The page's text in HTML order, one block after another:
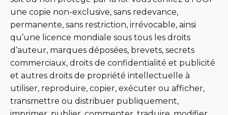
une copie non-exclusive, sans redevance,
permanente, sans restriction, irrévocable, ainsi
qu’une licence mondiale sous tous les droits
d’auteur, marques déposées, brevets, secrets
commerciaux, droits de confidentialité et publicité
et autres droits de propriété intellectuelle à
utiliser, reproduire, copier, exécuter ou afficher,
transmettre ou distribuer publiquement,